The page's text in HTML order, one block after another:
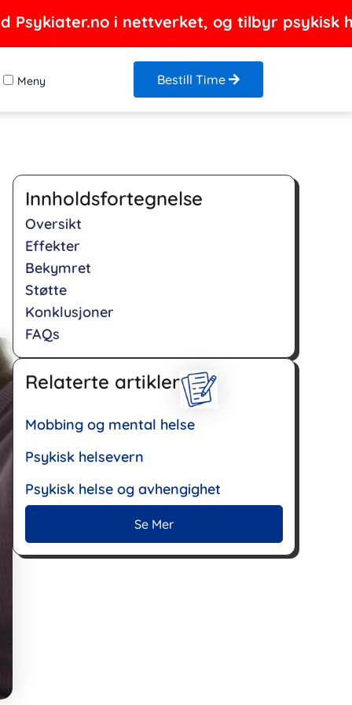
Psykiater.no i nettverket, og tilbyr
Meny Bestill Time
Innholdsfortegnelse
Oversikt
Effekter
Bekymret
Støtte
Konklusjoner
FAQs
Relaterte artikler
Mobbing og mental helse
Psykisk helsevern
Psykisk helse og avhengighet
Se Mer